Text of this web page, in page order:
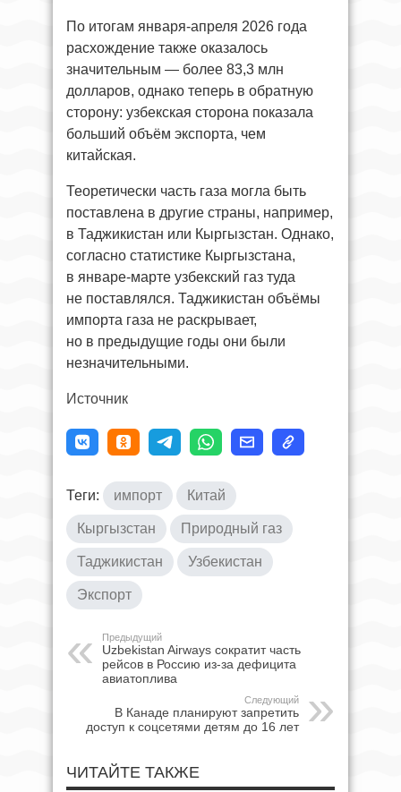
По итогам января-апреля 2026 года
расхождение также оказалось
значительным — более 83,3 млн
долларов, однако теперь в обратную
сторону: узбекская сторона показала
больший объём экспорта, чем
китайская.
Теоретически часть газа могла быть
поставлена в другие страны, например,
в Таджикистан или Кыргызстан. Однако,
согласно статистике Кыргызстана,
в январе-марте узбекский газ туда
не поставлялся. Таджикистан объёмы
импорта газа не раскрывает,
но в предыдущие годы они были
незначительными.
Источник
Теги: импорт Китай
Кыргызстан Природный газ
Таджикистан Узбекистан
Экспорт
Предыдущий
Uzbekistan Airways сократит часть
рейсов в Россию из-за дефицита
авиатоплива
Следующий
В Канаде планируют запретить
доступ к соцсетями детям до 16 лет
ЧИТАЙТЕ ТАКЖЕ